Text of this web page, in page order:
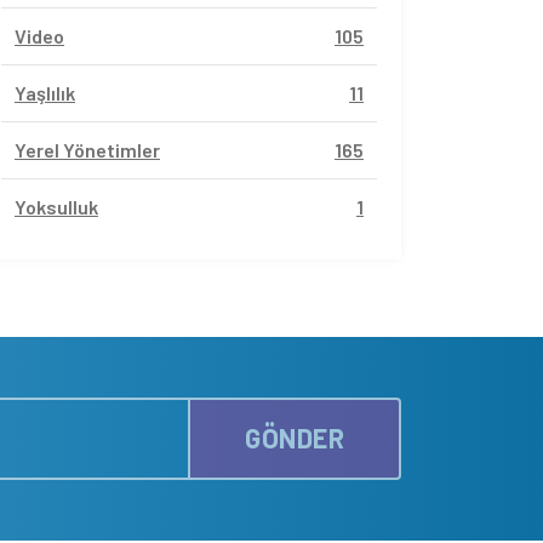
Video 105
Yaşlılık 11
Yerel Yönetimler 165
Yoksulluk 1
GÖNDER